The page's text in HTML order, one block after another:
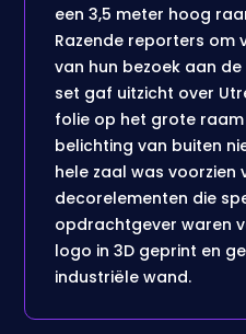
een 3,5 meter hoog
Razende reporters om
van hun bezoek aan
set gaf uitzicht over
folie op het grote
belichting van buiten
hele zaal was voorzien
decorelementen die
opdrachtgever waren
logo in 3D geprint en
industriële wand.